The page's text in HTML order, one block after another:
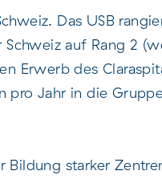
Das USB
auf Rang 2
Erwerb des
pro Jahr in die
Bildung starker